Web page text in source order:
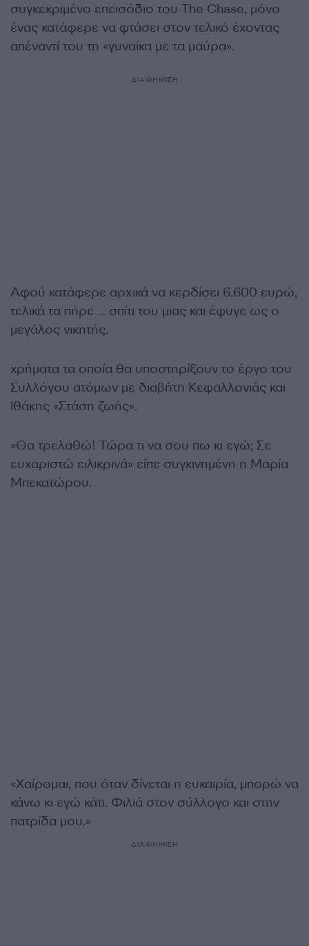
συγκεκριμένο επεισόδιο του The Chase, μόνο
ένας κατάφερε να φτάσει στον τελικό έχοντας
απέναντί του τη «γυναίκα με τα μαύρα».
ΔΙΑΦΗΜΙΣΗ
Αφού κατάφερε αρχικά να κερδίσει 6.600 ευρώ,
τελικά τα πήρε … σπίτι του μιας και έφυγε ως ο
μεγάλος νικητής.
χρήματα τα οποία θα υποστηρίξουν το έργο του
Συλλόγου ατόμων με διαβήτη Κεφαλλονιάς και
Ιθάκης «Στάση ζωής».
«Θα τρελαθώ! Τώρα τι να σου πω κι εγώ; Σε
ευχαριστώ ειλικρινά» είπε συγκινημένη η Μαρία
Μπεκατώρου.
«Χαίρομαι, που όταν δίνεται η ευκαιρία, μπορώ να
κάνω κι εγώ κάτι. Φιλιά στον σύλλογο και στην
πατρίδα μου.»
ΔΙΑΦΗΜΙΣΗ